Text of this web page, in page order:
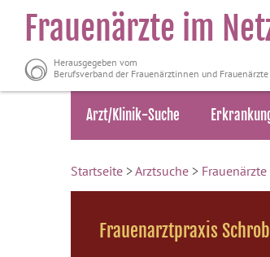
Frauenärzte im
Herausgegeben vom
Berufsverband der Frauenärztinnen und Frauenärzte
Arzt/Klinik-Suche
Startseite >Arztsuche >
Frauenarztpraxis